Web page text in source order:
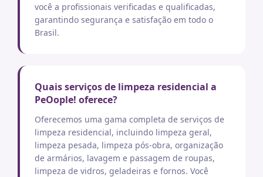
você a profissionais verificadas e qualificadas,
garantindo segurança e satisfação em todo o
Brasil.
Quais serviços de limpeza residencial a
PeOople! oferece?
Oferecemos uma gama completa de serviços de
limpeza residencial, incluindo limpeza geral,
limpeza pesada, limpeza pós-obra, organização
de armários, lavagem e passagem de roupas,
limpeza de vidros, geladeiras e fornos. Você